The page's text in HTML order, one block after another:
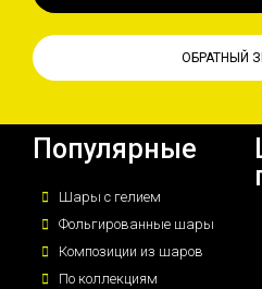
ОБРАТНЫЙ
Популярные
Шары с гелием
Фольгированные шары
Композиции из шаров
По коллекциям